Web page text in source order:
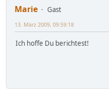
Marie
Gast
13. März 2009, 09:59:18
Ich hoffe Du berichtest!